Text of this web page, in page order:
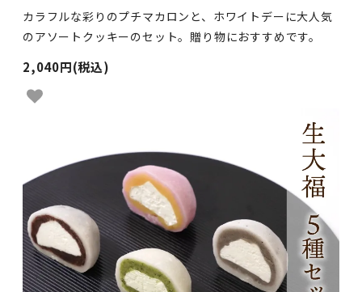
カラフルな彩りのプチマカロンと、ホワイトデーに大人気
のアソートクッキーのセット。贈り物におすすめです。
2,040円(税込)